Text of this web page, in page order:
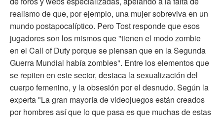
realismo de que, por ejemplo, una mujer sobreviva en un
mundo postapocalíptico. Pero Tost responde que esos
jugadores son los mismos que "tienen el modo zombie
en el Call of Duty porque se piensan que en la Segunda
Guerra Mundial había zombies". Entre los elementos que
se repiten en este sector, destaca la sexualización del
cuerpo femenino, y la obsesión por el desnudo. Según la
experta "La gran mayoría de videojuegos están creados
por hombres así que lo que pasa es que muchas de estas